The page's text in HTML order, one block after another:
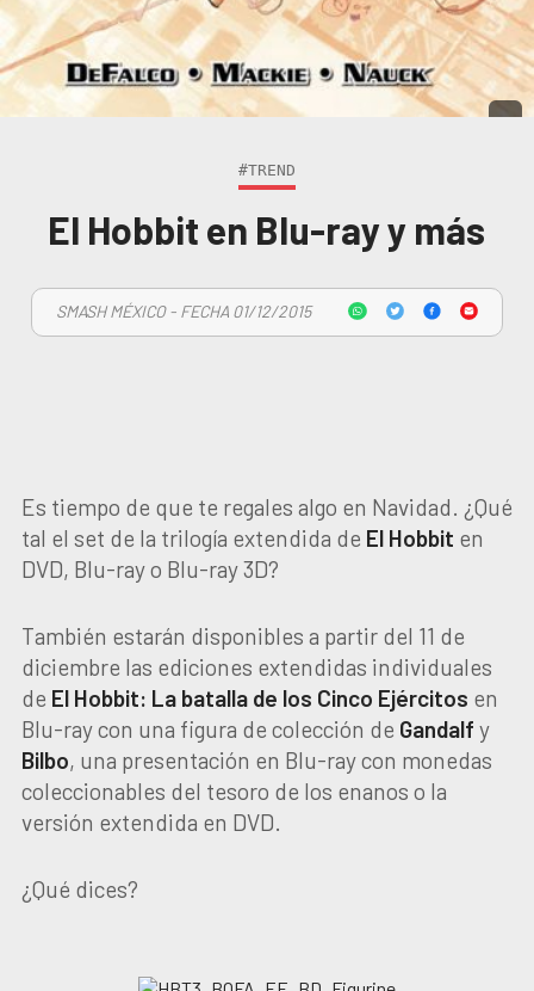
#TREND
El Hobbit en Blu-ray y más
SMASH MÉXICO - FECHA 01/12/2015
Es tiempo de que te regales algo en Navidad. ¿Qué
tal el set de la trilogía extendida de El Hobbit en
DVD, Blu-ray o Blu-ray 3D?
También estarán disponibles a partir del 11 de
diciembre las ediciones extendidas individuales
de El Hobbit: La batalla de los Cinco Ejércitos en
Blu-ray con una figura de colección de Gandalf y
Bilbo, una presentación en Blu-ray con monedas
coleccionables del tesoro de los enanos o la
versión extendida en DVD.
¿Qué dices?